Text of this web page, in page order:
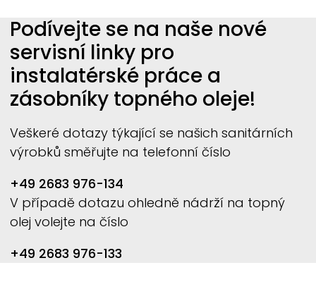
Podívejte se na naše nové
servisní linky pro
instalatérské práce a
zásobníky topného oleje!
Veškeré dotazy týkající se našich sanitárních
výrobků směřujte na telefonní číslo
+49 2683 976-134
V případě dotazu ohledně nádrží na topný
olej volejte na číslo
+49 2683 976-133